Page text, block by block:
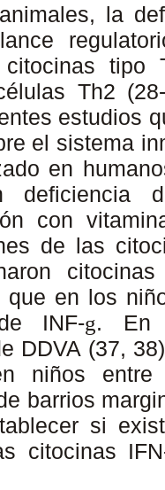
la
tipo
Th2
estudios
el sistema
en
deficiencia
con
de las
que en los
INF-g. En
DDVA (37,
niños
barrios
si
citocinas